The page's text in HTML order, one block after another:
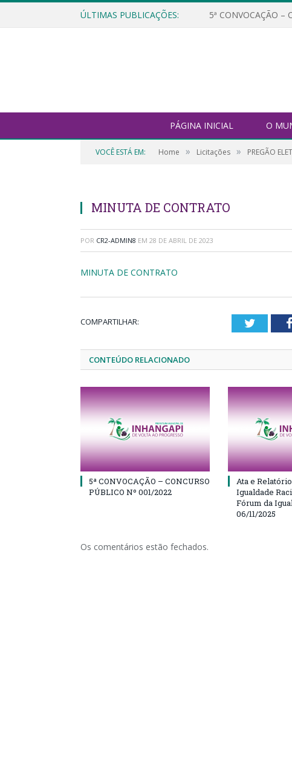
ÚLTIMAS PUBLICAÇÕES: 5ª CONVOCAÇÃO –
PÁGINA INICIAL O
VOCÊ ESTÁ EM: Home » Licitações » PREGÃO
MINUTA DE CONTRATO
POR CR2-ADMIN8 EM 28 DE ABRIL DE 2023
MINUTA DE CONTRATO
COMPARTILHAR: Twitter
CONTEÚDO RELACIONADO
5ª CONVOCAÇÃO – CONCURSO
PÚBLICO Nº 001/2022
Ata e
Igualdade
Fórum da
06/11/2025
Os comentários estão fechados.